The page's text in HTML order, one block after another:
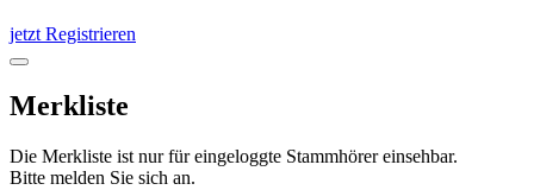
jetzt Registrieren
Merkliste
Die Merkliste ist nur für eingeloggte Stammhörer einsehbar.
Bitte melden Sie sich an.